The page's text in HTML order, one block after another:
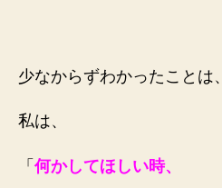
少なからずわかったことは、
私は、
「 何かしてほしい時、